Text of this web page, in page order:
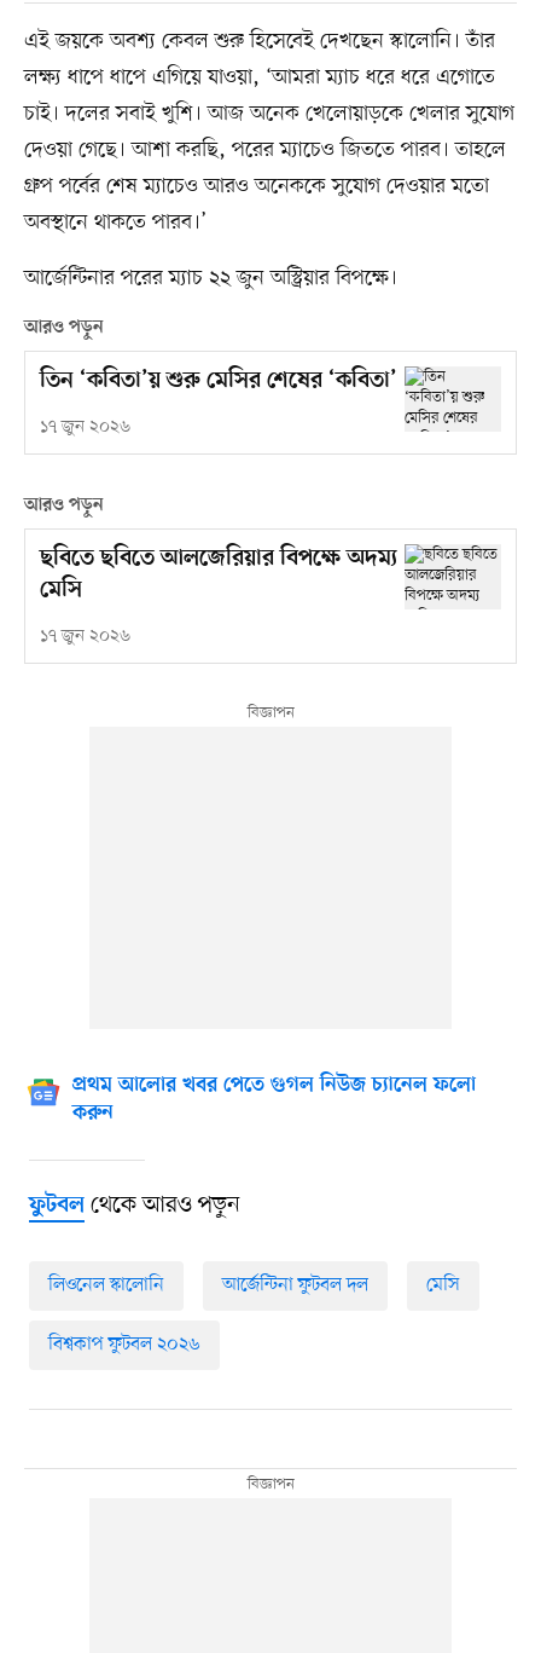
এই জয়কে অবশ্য কেবল শুরু হিসেবেই দেখছেন স্কালোনি। তাঁর
লক্ষ্য ধাপে ধাপে এগিয়ে যাওয়া, ‘আমরা ম্যাচ ধরে ধরে এগোতে
চাই। দলের সবাই খুশি। আজ অনেক খেলোয়াড়কে খেলার সুযোগ
দেওয়া গেছে। আশা করছি, পরের ম্যাচেও জিততে পারব। তাহলে
গ্রুপ পর্বের শেষ ম্যাচেও আরও অনেককে সুযোগ দেওয়ার মতো
অবস্থানে থাকতে পারব।’
আর্জেন্টিনার পরের ম্যাচ ২২ জুন অস্ট্রিয়ার বিপক্ষে।
আরও পড়ুন
তিন ‘কবিতা’য় শুরু মেসির শেষের ‘কবিতা’
১৭ জুন ২০২৬
আরও পড়ুন
ছবিতে ছবিতে আলজেরিয়ার বিপক্ষে অদম্য
মেসি
১৭ জুন ২০২৬
প্রথম আলোর খবর পেতে গুগল নিউজ চ্যানেল ফলো
করুন
ফুটবলথেকে আরও পড়ুন
লিওনেল স্কালোনি আর্জেন্টিনা ফুটবল দল মেসি
বিশ্বকাপ ফুটবল ২০২৬